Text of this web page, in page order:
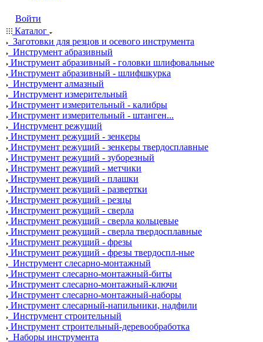
Войти
Каталог
Заготовки для резцов и осевого инструмента
Инструмент абразивный
Инструмент абразивный - головки шлифовальные
Инструмент абразивный - шлифшкурка
Инструмент алмазный
Инструмент измерительный
Инструмент измерительный - калибры
Инструмент измерительный - штанген...
Инструмент режущий
Инструмент режущий - зенкеры
Инструмент режущий - зенкеры твердосплавные
Инструмент режущий - зуборезный
Инструмент режущий - метчики
Инструмент режущий - плашки
Инструмент режущий - развертки
Инструмент режущий - резцы
Инструмент режущий - сверла
Инструмент режущий - сверла кольцевые
Инструмент режущий - сверла твердосплавные
Инструмент режущий - фрезы
Инструмент режущий - фрезы твердоспл-ные
Инструмент слесарно-монтажный
Инструмент слесарно-монтажный-биты
Инструмент слесарно-монтажный-ключи
Инструмент слесарно-монтажный-наборы
Инструмент слесарный-напильники, надфили
Инструмент строительный
Инструмент строительный-деревообработка
Наборы инструмента